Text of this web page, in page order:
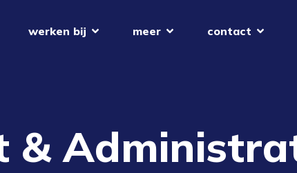
werken bij meer contact
&